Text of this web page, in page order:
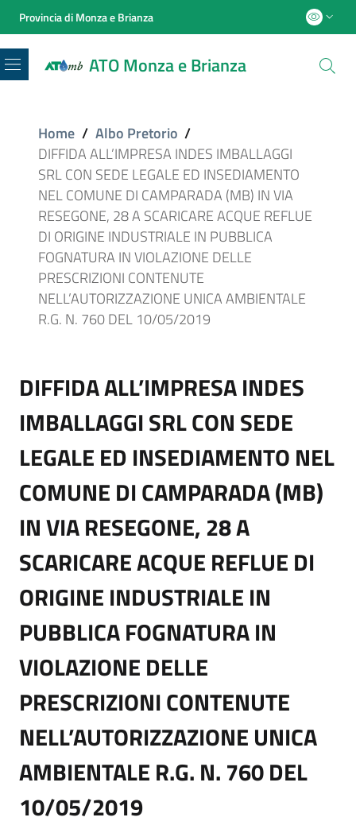
Provincia di Monza e Brianza
ATO Monza e Brianza
Menu
Home / Albo Pretorio /
DIFFIDA ALL’IMPRESA INDES IMBALLAGGI
SRL CON SEDE LEGALE ED INSEDIAMENTO
NEL COMUNE DI CAMPARADA (MB) IN VIA
RESEGONE, 28 A SCARICARE ACQUE REFLUE
DI ORIGINE INDUSTRIALE IN PUBBLICA
FOGNATURA IN VIOLAZIONE DELLE
PRESCRIZIONI CONTENUTE
NELL’AUTORIZZAZIONE UNICA AMBIENTALE
R.G. N. 760 DEL 10/05/2019
DIFFIDA ALL’IMPRESA INDES
IMBALLAGGI SRL CON SEDE
LEGALE ED INSEDIAMENTO NEL
COMUNE DI CAMPARADA (MB)
IN VIA RESEGONE, 28 A
SCARICARE ACQUE REFLUE DI
ORIGINE INDUSTRIALE IN
PUBBLICA FOGNATURA IN
VIOLAZIONE DELLE
PRESCRIZIONI CONTENUTE
NELL’AUTORIZZAZIONE UNICA
AMBIENTALE R.G. N. 760 DEL
10/05/2019